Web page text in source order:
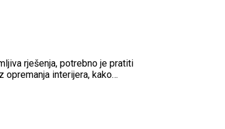
rješenja, potrebno je pratiti
opremanja interijera, kako…